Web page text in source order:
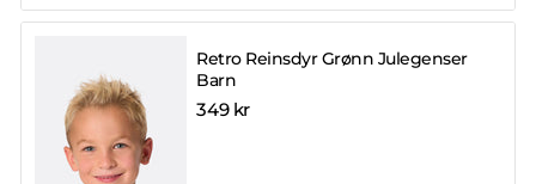
Retro Reinsdyr Grønn Julegenser
Barn
349 kr